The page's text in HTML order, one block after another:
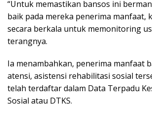
“Untuk memastikan bansos ini
baik pada mereka penerima manfaat,
secara berkala untuk memonitoring
terangnya.
Ia menambahkan, penerima manfaat
atensi, asistensi rehabilitasi sosial
telah terdaftar dalam Data Terpadu
Sosial atau DTKS.